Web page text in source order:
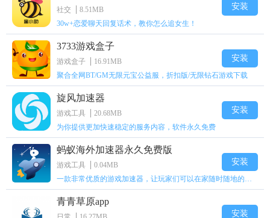
社交
8.51MB
30w+恋爱聊天回复话术，教你怎么追女生！
安装
3733游戏盒子
游戏盒子
16.91MB
聚合全网BT/GM无限元宝公益服，折扣版/无限钻石游戏下载
安装
旋风加速器
游戏工具
20.68MB
为你提供更加快速稳定的服务内容，软件永久免费
安装
蚂蚁海外加速器永久免费版
游戏工具
0.04MB
安装
青青草原app
安装